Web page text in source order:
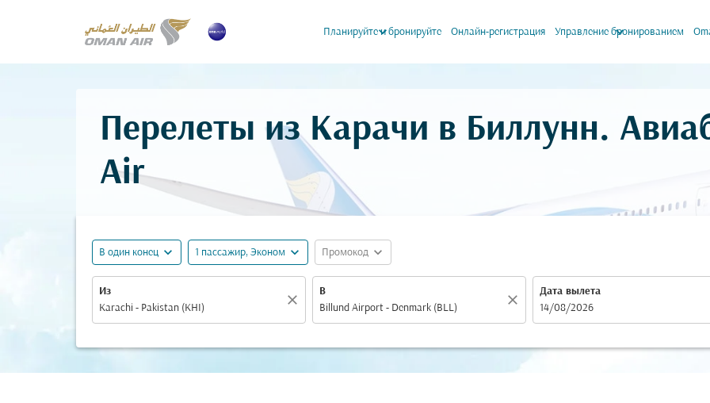
Планируйте и бронируйте
keyboard_arrow_down Онлайн-регистрация Управление бронированием
keyboard_arrow_down
Перелеты из Карачи в Биллунн.
Air
В один конец expand_more 1 пассажир, Эконом expand_more Промокод expand_more
Из
close
В
close
Дата вылета
fc-booking-departure-date-aria-label
14/08/2026